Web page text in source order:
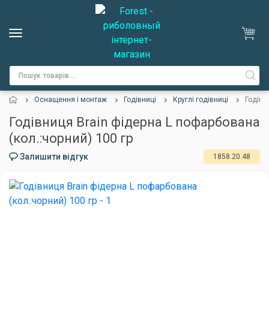
Оснащення і монтаж Годівниці Круглі годівниці
Годівниця Brain фідерна L пофарбована
(кол.:чорний) 100 гр
Залишити відгук 1858.20.48